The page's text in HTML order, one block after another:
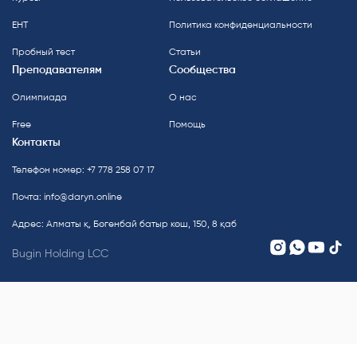
ЕНТ
Пробный тест
Политика конфиденциальности
Статьи
Преподавателям
Олимпиада
Free
Сообщества
О нас
Помощь
Контакты
Телефон номер: +7 778 258 07 17
Почта: info@daryn.online
Адрес: Алматы қ, Бөгенбай батыр көш, 150, 8 қаб
Bugin Holding LCC